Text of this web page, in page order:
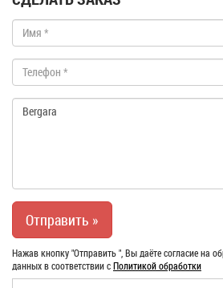
Нажав кнопку "Отправить ", Вы даёте согласие на
данных в соответствии сПолитикой обработки